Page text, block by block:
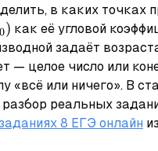
в каких точках
0) как её угловой
задаёт
— целое число или
«всё или ничего». В
разбор реальных
8 ЕГЭ онлайн